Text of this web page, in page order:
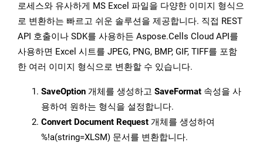
로세스와 유사하게 MS Excel 파일을 다양한 이미지 형식으
로 변환하는 빠르고 쉬운 솔루션을 제공합니다. 직접 REST
API 호출이나 SDK를 사용하든 Aspose.Cells Cloud API를
사용하면 Excel 시트를 JPEG, PNG, BMP, GIF, TIFF를 포함
한 여러 이미지 형식으로 변환할 수 있습니다.
SaveOption 개체를 생성하고 SaveFormat 속성을 사
용하여 원하는 형식을 설정합니다.
Convert Document Request 개체를 생성하여
%!a(string=XLSM) 문서를 변환합니다.